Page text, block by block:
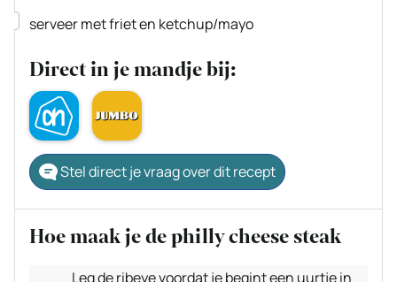
▢
serveer met friet en ketchup/mayo
Direct in je mandje bij:
Stel direct je vraag over dit recept
Hoe maak je de philly cheese steak
Leg de ribeye voordat je begint een uurtje in